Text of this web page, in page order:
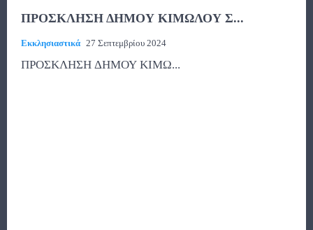
ΠΡΟΣΚΛΗΣΗ ΔΗΜΟΥ ΚΙΜΩΛΟΥ Σ...
Εκκλησιαστικά 27 Σεπτεμβρίου 2024
ΠΡΟΣΚΛΗΣΗ ΔΗΜΟΥ ΚΙΜΩ...